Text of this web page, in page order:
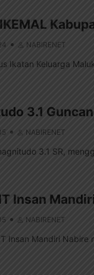
NABIRENET
Ikatan Keluarga
3.1
NABIRENET
3.1 SR,
Insan
NABIRENET
Insan Mandiri